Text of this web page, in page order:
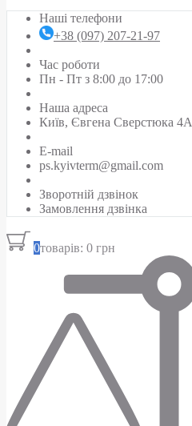
Наші телефони
+38 (097) 207-21-97
Час роботи
Пн - Пт з 8:00 до 17:00
Наша адреса
Київ, Євгена Сверстюка 4А
E-mail
ps.kyivterm@gmail.com
Зворотній дзвінок
Замовлення дзвінка
0товарів: 0 грн